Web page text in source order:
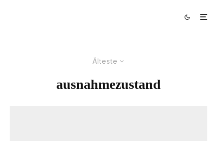
Älteste
ausnahmezustand